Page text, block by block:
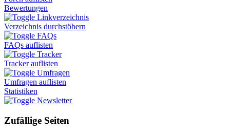
Bewertungen
Linkverzeichnis
Verzeichnis durchstöbern
FAQs
FAQs auflisten
Tracker
Tracker auflisten
Umfragen
Umfragen auflisten
Statistiken
Newsletter
Zufällige Seiten